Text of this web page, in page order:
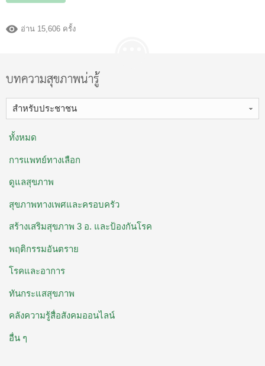
อ่าน 15,606 ครั้ง
บทความสุขภาพน่ารู้
สำหรับประชาชน
ทั้งหมด
การแพทย์ทางเลือก
ดูแลสุขภาพ
สุขภาพทางเพศและครอบครัว
สร้างเสริมสุขภาพ 3 อ. ​และป้องกันโรค
พฤติกรรมอันตราย
โรคและอาการ
ทันกระแสสุขภาพ
คลังความรู้สื่อสังคมออนไลน์
อื่น ๆ